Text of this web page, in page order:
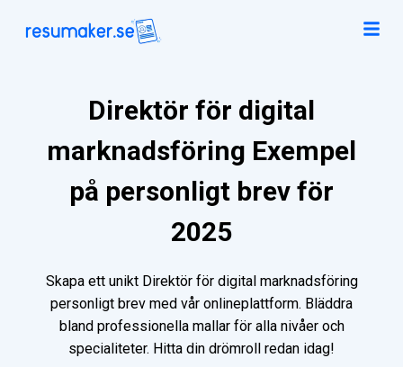
Direktör för digital
marknadsföring Exempel
på personligt brev för
2025
Skapa ett unikt Direktör för digital marknadsföring
personligt brev med vår onlineplattform. Bläddra
bland professionella mallar för alla nivåer och
specialiteter. Hitta din drömroll redan idag!